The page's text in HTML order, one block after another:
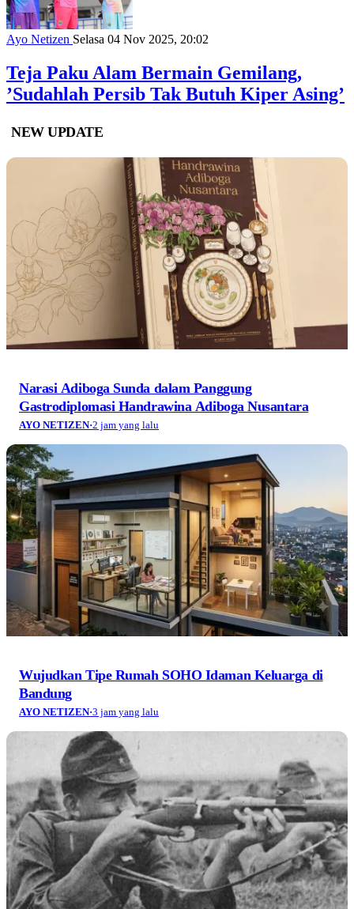
Ayo Netizen Selasa 04 Nov 2025, 20:02
Teja Paku Alam Bermain Gemilang,
’Sudahlah Persib Tak Butuh Kiper Asing’
NEW UPDATE
Narasi Adiboga Sunda dalam Panggung
Gastrodiplomasi Handrawina Adiboga Nusantara
AYO NETIZEN·2 jam yang lalu
Wujudkan Tipe Rumah SOHO Idaman Keluarga di
Bandung
AYO NETIZEN·3 jam yang lalu